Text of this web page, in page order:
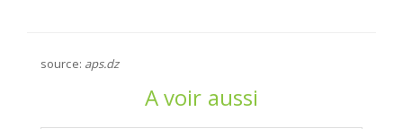
source: aps.dz
A voir aussi